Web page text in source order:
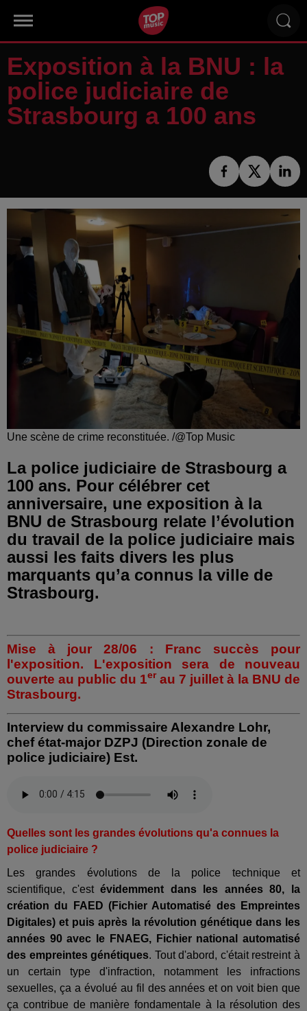
Exposition à la BNU : la
police judiciaire de
Strasbourg a 100 ans
Une scène de crime reconstituée. /@Top Music
La police judiciaire de Strasbourg a
100 ans. Pour célébrer cet
anniversaire, une exposition à la
BNU de Strasbourg relate l’évolution
du travail de la police judiciaire mais
aussi les faits divers les plus
marquants qu’a connus la ville de
Strasbourg.
Mise à jour 28/06 : Franc succès pour
l'exposition. L'exposition sera de nouveau
ouverte au public du 1erau 7 juillet à la BNU de
Strasbourg.
Interview du commissaire Alexandre Lohr,
chef état-major DZPJ (Direction zonale de
police judiciaire) Est.
Quelles sont les grandes évolutions qu'a connues la
police judiciaire ?
Les grandes évolutions de la police technique et
scientifique, c'estévidemment dans les années 80, la
création du FAED (Fichier Automatisé des Empreintes
Digitales) et puis après la révolution génétique dans les
années 90 avec le FNAEG, Fichier national automatisé
des empreintes génétiques. Tout d'abord, c'était restreint à
un certain type d'infraction, notamment les infractions
sexuelles, ça a évolué au fil des années et on voit bien que
ça contribue de manière fondamentale à la résolution des